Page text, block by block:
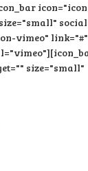
vimeo"
size="small"